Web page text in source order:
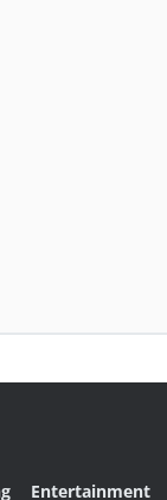
Entertainment